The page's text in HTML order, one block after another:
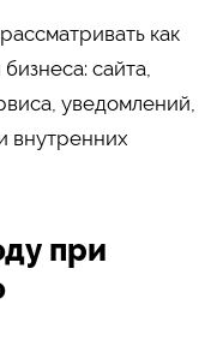
как
сайта,
уведомлений,
внутренних
при